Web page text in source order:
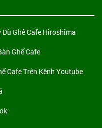
Dù Ghế Cafe Hiroshima
Ghế Cafe
Cafe Trên Kênh Youtube